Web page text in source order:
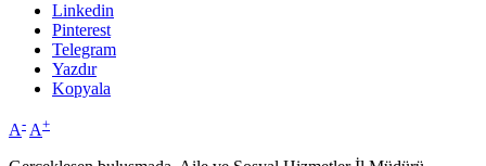
Linkedin
Pinterest
Telegram
Yazdır
Kopyala
A- A+